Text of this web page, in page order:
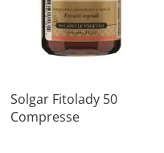
Solgar Fitolady 50
Compresse